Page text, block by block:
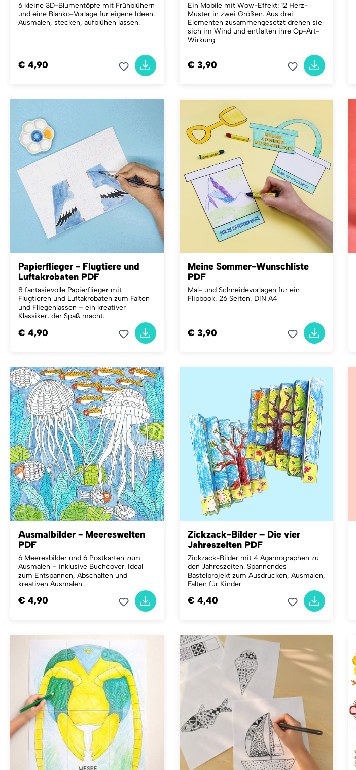
6 kleine 3D-Blumentöpfe mit Frühblühern
und eine Blanko-Vorlage für eigene Ideen.
Ausmalen, stecken, aufblühen lassen.
€ 4,90
Ein Mobile mit Wow-Effekt: 12 Herz-
Muster in zwei Größen. Aus drei
Elementen zusammengesetzt drehen sie
sich im Wind und entfalten ihre Op-Art-
Wirkung.
€ 3,90
Papierflieger - Flugtiere und
Luftakrobaten PDF
8 fantasievolle Papierflieger mit
Flugtieren und Luftakrobaten zum Falten
und Fliegenlassen – ein kreativer
Klassiker, der Spaß macht.
€ 4,90
Meine Sommer-Wunschliste
PDF
Mal- und Schneidevorlagen für ein
Flipbook, 26 Seiten, DIN A4
€ 3,90
Ausmalbilder - Meereswelten
PDF
6 Meeresbilder und 6 Postkarten zum
Ausmalen – inklusive Buchcover. Ideal
zum Entspannen, Abschalten und
kreativen Ausmalen.
€ 4,90
Zickzack-Bilder – Die vier
Jahreszeiten PDF
Zickzack-Bilder mit 4 Agamographen zu
den Jahreszeiten. Spannendes
Bastelprojekt zum Ausdrucken, Ausmalen,
Falten für Kinder.
€ 4,40